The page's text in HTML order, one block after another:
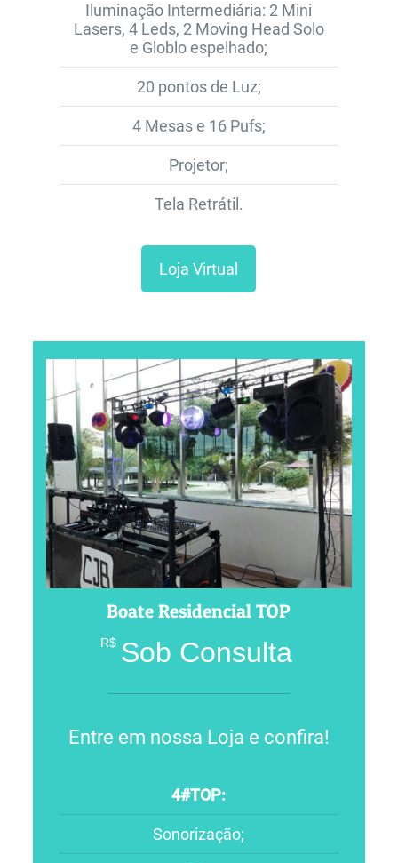
Iluminação Intermediária: 2 Mini
Lasers, 4 Leds, 2 Moving Head Solo
e Globlo espelhado;
20 pontos de Luz;
4 Mesas e 16 Pufs;
Projetor;
Tela Retrátil.
Loja Virtual
Boate Residencial TOP
R$ Sob Consulta
Entre em nossa Loja e confira!
4#TOP:
Sonorização;